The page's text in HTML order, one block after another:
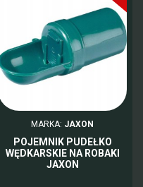
MARKA: JAXON
POJEMNIK PUDEŁKO
WĘDKARSKIE NA ROBAKI
JAXON